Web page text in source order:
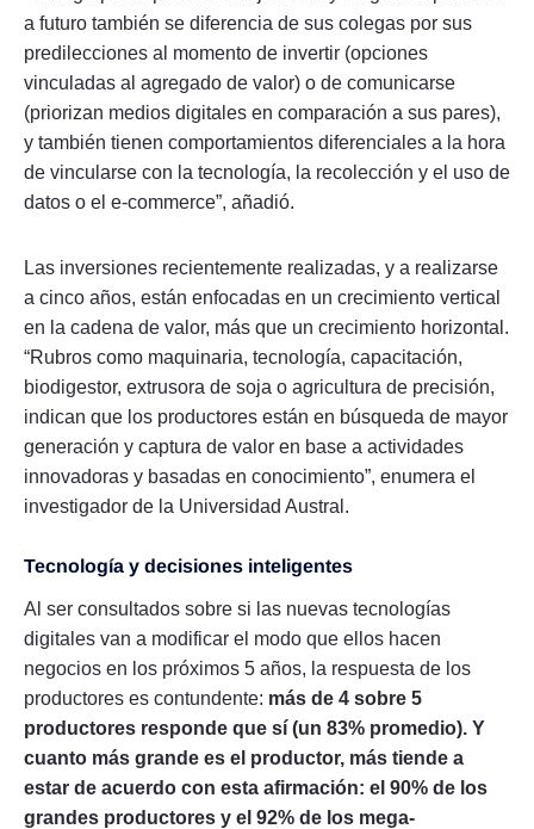
a futuro también se diferencia de sus colegas por sus
predilecciones al momento de invertir (opciones
vinculadas al agregado de valor) o de comunicarse
(priorizan medios digitales en comparación a sus pares),
y también tienen comportamientos diferenciales a la hora
de vincularse con la tecnología, la recolección y el uso de
datos o el e-commerce”, añadió.
Las inversiones recientemente realizadas, y a realizarse
a cinco años, están enfocadas en un crecimiento vertical
en la cadena de valor, más que un crecimiento horizontal.
“Rubros como maquinaria, tecnología, capacitación,
biodigestor, extrusora de soja o agricultura de precisión,
indican que los productores están en búsqueda de mayor
generación y captura de valor en base a actividades
innovadoras y basadas en conocimiento”, enumera el
investigador de la Universidad Austral.
Tecnología y decisiones inteligentes
Al ser consultados sobre si las nuevas tecnologías
digitales van a modificar el modo que ellos hacen
negocios en los próximos 5 años, la respuesta de los
productores es contundente: más de 4 sobre 5
productores responde que sí (un 83% promedio). Y
cuanto más grande es el productor, más tiende a
estar de acuerdo con esta afirmación: el 90% de los
grandes productores y el 92% de los mega-